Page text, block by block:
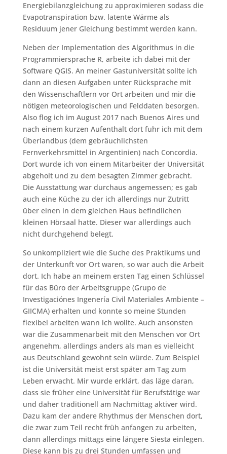
Energiebilanzgleichung zu approximieren sodass die
Evapotranspiration bzw. latente Wärme als
Residuum jener Gleichung bestimmt werden kann.
Neben der Implementation des Algorithmus in die
Programmiersprache R, arbeite ich dabei mit der
Software QGIS. An meiner Gastuniversität sollte ich
dann an diesen Aufgaben unter Rücksprache mit
den Wissenschaftlern vor Ort arbeiten und mir die
nötigen meteorologischen und Felddaten besorgen.
Also flog ich im August 2017 nach Buenos Aires und
nach einem kurzen Aufenthalt dort fuhr ich mit dem
Überlandbus (dem gebräuchlichsten
Fernverkehrsmittel in Argentinien) nach Concordia.
Dort wurde ich von einem Mitarbeiter der Universität
abgeholt und zu dem besagten Zimmer gebracht.
Die Ausstattung war durchaus angemessen; es gab
auch eine Küche zu der ich allerdings nur Zutritt
über einen in dem gleichen Haus befindlichen
kleinen Hörsaal hatte. Dieser war allerdings auch
nicht durchgehend belegt.
So unkompliziert wie die Suche des Praktikums und
der Unterkunft vor Ort waren, so war auch die Arbeit
dort. Ich habe an meinem ersten Tag einen Schlüssel
für das Büro der Arbeitsgruppe (Grupo de
Investigaciónes Ingenería Civil Materiales Ambiente –
GIICMA) erhalten und konnte so meine Stunden
flexibel arbeiten wann ich wollte. Auch ansonsten
war die Zusammenarbeit mit den Menschen vor Ort
angenehm, allerdings anders als man es vielleicht
aus Deutschland gewohnt sein würde. Zum Beispiel
ist die Universität meist erst später am Tag zum
Leben erwacht. Mir wurde erklärt, das läge daran,
dass sie früher eine Universität für Berufstätige war
und daher traditionell am Nachmittag aktiver wird.
Dazu kam der andere Rhythmus der Menschen dort,
die zwar zum Teil recht früh anfangen zu arbeiten,
dann allerdings mittags eine längere Siesta einlegen.
Diese kann bis zu drei Stunden umfassen und